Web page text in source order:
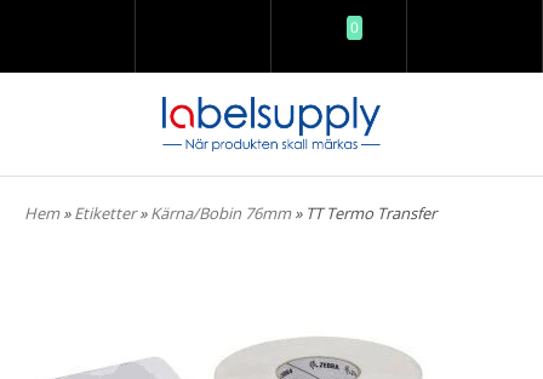
0
Hem»Etiketter»Kärna/Bobin 76mm» TT Termo Transfer